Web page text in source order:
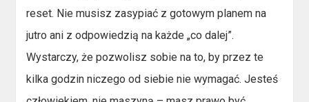
reset. Nie musisz zasypiać z gotowym planem na
jutro ani z odpowiedzią na każde „co dalej”.
Wystarczy, że pozwolisz sobie na to, by przez te
kilka godzin niczego od siebie nie wymagać. Jesteś